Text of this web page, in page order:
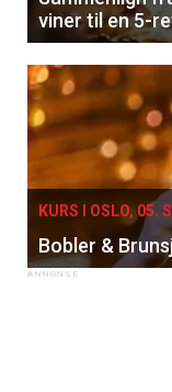
viner til en 5-
KURS I OSLO, 05.
Bobler &